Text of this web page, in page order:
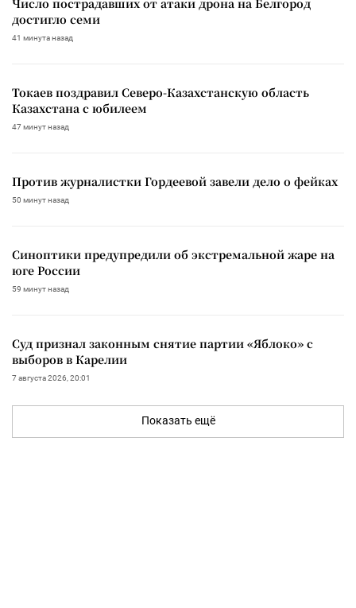
достигло семи
41 минута назад
Токаев поздравил Северо-Казахстанскую область
Казахстана с юбилеем
47 минут назад
Против журналистки Гордеевой завели дело о фейках
50 минут назад
Синоптики предупредили об экстремальной жаре на
юге России
59 минут назад
Суд признал законным снятие партии «Яблоко» с
выборов в Карелии
7 августа 2026, 20:01
Показать ещё